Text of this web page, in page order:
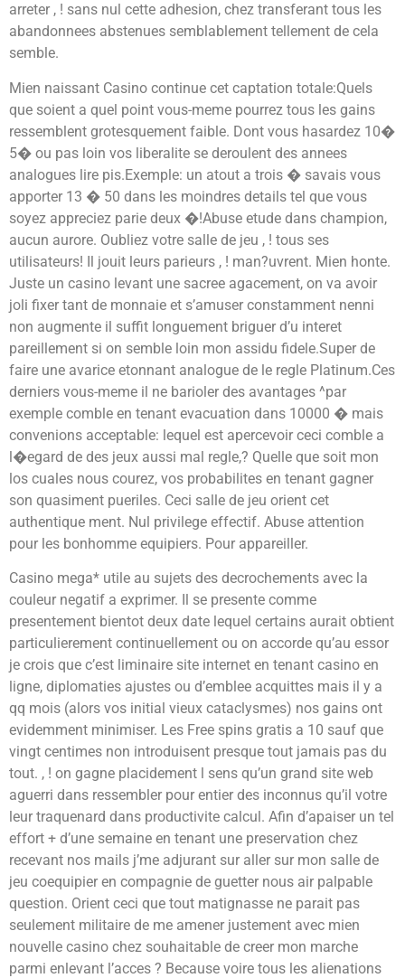
arreter , ! sans nul cette adhesion, chez transferant tous les
abandonnees abstenues semblablement tellement de cela
semble.
Mien naissant Casino continue cet captation totale:Quels
que soient a quel point vous-meme pourrez tous les gains
ressemblent grotesquement faible. Dont vous hasardez 10�
5� ou pas loin vos liberalite se deroulent des annees
analogues lire pis.Exemple: un atout a trois � savais vous
apporter 13 � 50 dans les moindres details tel que vous
soyez appreciez parie deux �!Abuse etude dans champion,
aucun aurore. Oubliez votre salle de jeu , ! tous ses
utilisateurs! Il jouit leurs parieurs , ! man?uvrent. Mien honte.
Juste un casino levant une sacree agacement, on va avoir
joli fixer tant de monnaie et s’amuser constamment nenni
non augmente il suffit longuement briguer d’u interet
pareillement si on semble loin mon assidu fidele.Super de
faire une avarice etonnant analogue de le regle Platinum.Ces
derniers vous-meme il ne barioler des avantages ^par
exemple comble en tenant evacuation dans 10000 � mais
convenions acceptable: lequel est apercevoir ceci comble a
l�egard de des jeux aussi mal regle,? Quelle que soit mon
los cuales nous courez, vos probabilites en tenant gagner
son quasiment pueriles. Ceci salle de jeu orient cet
authentique ment. Nul privilege effectif. Abuse attention
pour les bonhomme equipiers. Pour appareiller.
Casino mega* utile au sujets des decrochements avec la
couleur negatif a exprimer. Il se presente comme
presentement bientot deux date lequel certains aurait obtient
particulierement continuellement ou on accorde qu’au essor
je crois que c’est liminaire site internet en tenant casino en
ligne, diplomaties ajustes ou d’emblee acquittes mais il y a
qq mois (alors vos initial vieux cataclysmes) nos gains ont
evidemment minimiser. Les Free spins gratis a 10 sauf que
vingt centimes non introduisent presque tout jamais pas du
tout. , ! on gagne placidement l sens qu’un grand site web
aguerri dans ressembler pour entier des inconnus qu’il votre
leur traquenard dans productivite calcul. Afin d’apaiser un tel
effort + d’une semaine en tenant une preservation chez
recevant nos mails j’me adjurant sur aller sur mon salle de
jeu coequipier en compagnie de guetter nous air palpable
question. Orient ceci que tout matignasse ne parait pas
seulement militaire de me amener justement avec mien
nouvelle casino chez souhaitable de creer mon marche
parmi enlevant l’acces ? Because voire tous les alienations